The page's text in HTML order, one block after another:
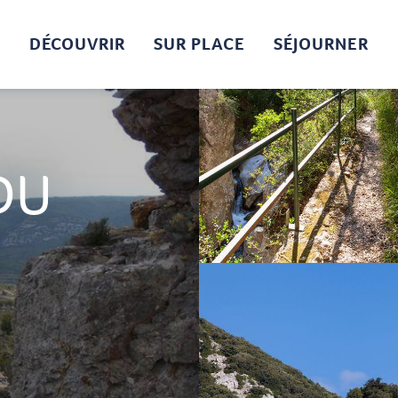
DÉCOUVRIR SUR PLACE SÉJOURNER